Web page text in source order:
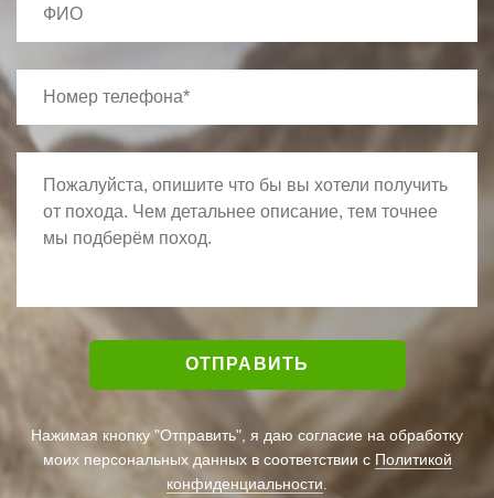
Нажимая кнопку "Отправить", я даю согласие на обработку
моих персональных данных в соответствии с Политикой
конфиденциальности